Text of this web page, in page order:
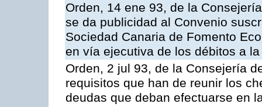
Orden, 14 ene 93, de la
se da publicidad al Convenio
Sociedad Canaria de Fomento
en vía ejecutiva de los débitos a
Orden, 2 jul 93, de la Consejería
requisitos que han de reunir los
deudas que deban efectuarse en